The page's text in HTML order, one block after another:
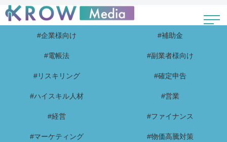
#企業様向け #補助金
#電帳法 #副業者様向け
#リスキリング #確定申告
#ハイスキル人材 #営業
#経営 #ファイナンス
#マーケティング #物価高騰対策